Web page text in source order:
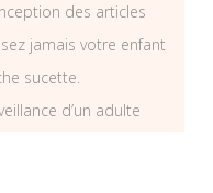
des articles
jamais votre enfant
sucette.
d’un adulte